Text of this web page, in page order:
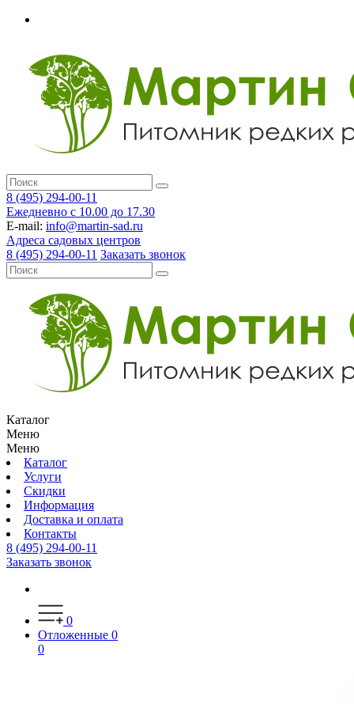
8 (495) 294-00-11
Ежедневно с 10.00 до 17.30
E-mail: info@martin-sad.ru
Адреса садовых центров
8 (495) 294-00-11 Заказать звонок
Каталог
Меню
Меню
Каталог
Услуги
Скидки
Информация
Доставка и оплата
Контакты
8 (495) 294-00-11
Заказать звонок
0
Отложенные 0
0